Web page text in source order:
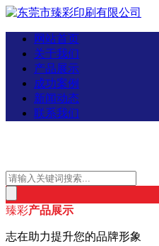
网站首页
关于我们
产品展示
成功案例
新闻动态
联系我们
臻彩产品展示
志在助力提升您的品牌形象